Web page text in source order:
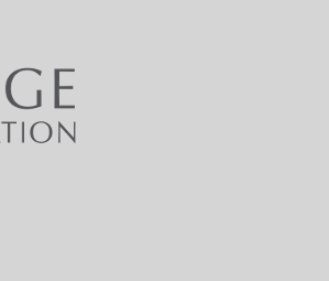
identificar su estructura, sus partes
se habla de su patrón de
de escritura es una forma
de organizar las ideas para